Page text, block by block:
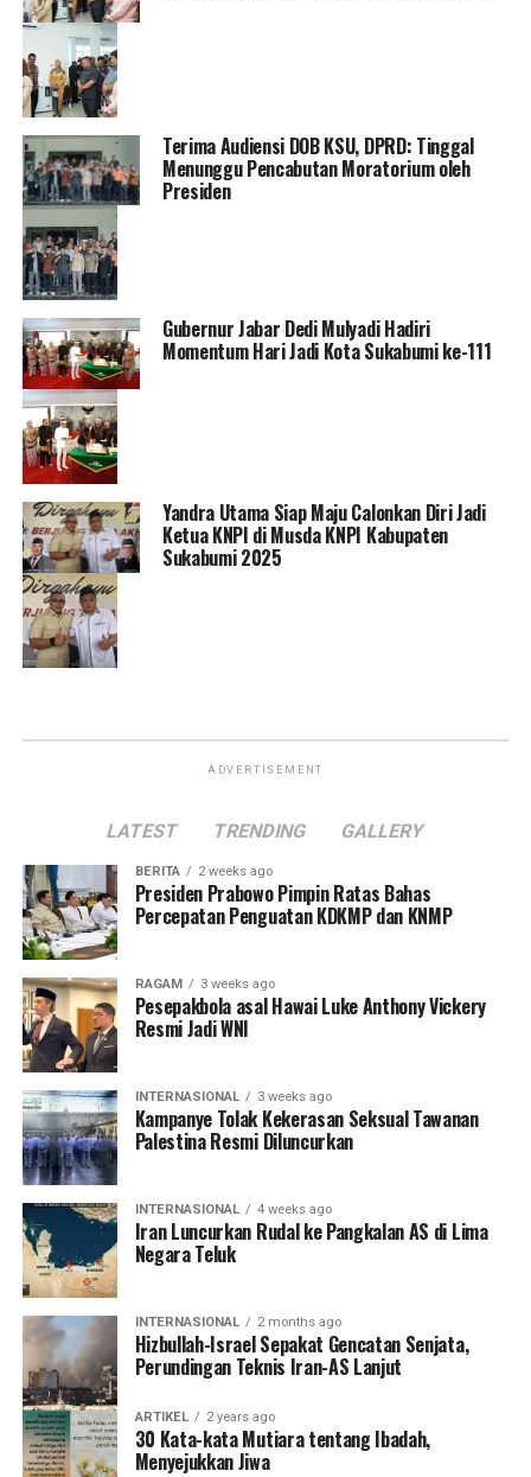
Terima Audiensi DOB KSU, DPRD: Tinggal
Menunggu Pencabutan Moratorium oleh
Presiden
Gubernur Jabar Dedi Mulyadi Hadiri
Momentum Hari Jadi Kota Sukabumi ke-111
Yandra Utama Siap Maju Calonkan Diri Jadi
Ketua KNPI di Musda KNPI Kabupaten
Sukabumi 2025
ADVERTISEMENT
LATEST TRENDING GALLERY
BERITA 2 weeks ago
Presiden Prabowo Pimpin Ratas Bahas
Percepatan Penguatan KDKMP dan KNMP
RAGAM 3 weeks ago
Pesepakbola asal Hawai Luke Anthony Vickery
Resmi Jadi WNI
INTERNASIONAL 3 weeks ago
Kampanye Tolak Kekerasan Seksual Tawanan
Palestina Resmi Diluncurkan
INTERNASIONAL 4 weeks ago
Iran Luncurkan Rudal ke Pangkalan AS di Lima
Negara Teluk
INTERNASIONAL 2 months ago
Hizbullah-Israel Sepakat Gencatan Senjata,
Perundingan Teknis Iran-AS Lanjut
ARTIKEL 2 years ago
30 Kata-kata Mutiara tentang Ibadah,
Menyejukkan Jiwa